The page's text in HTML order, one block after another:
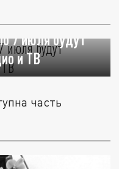
7 июля будут
и ТВ
часть